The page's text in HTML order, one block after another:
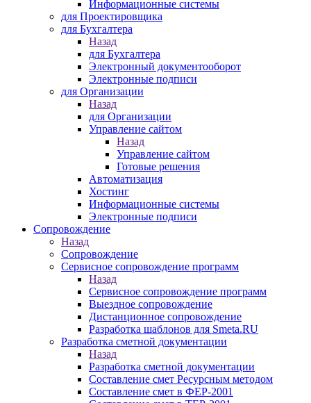
Информационные системы
для Проектировщика
для Бухгалтера
Назад
для Бухгалтера
Электронный документооборот
Электронные подписи
для Организации
Назад
для Организации
Управление сайтом
Назад
Управление сайтом
Готовые решения
Автоматизация
Хостинг
Информационные системы
Электронные подписи
Сопровождение
Назад
Сопровождение
Сервисное сопровождение программ
Назад
Сервисное сопровождение программ
Выездное сопровождение
Дистанционное сопровождение
Разработка шаблонов для Smeta.RU
Разработка сметной документации
Назад
Разработка сметной документации
Составление смет Ресурсным методом
Составление смет в ФЕР-2001